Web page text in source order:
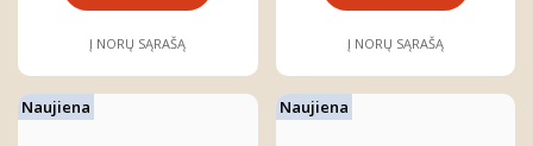
Į NORŲ SĄRAŠĄ Į NORŲ SĄRAŠĄ
Naujiena Naujiena